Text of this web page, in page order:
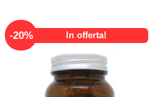
-20% In offerta!